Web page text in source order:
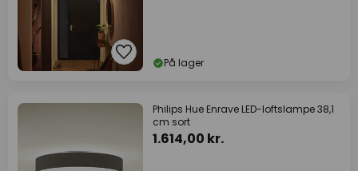
På lager
Philips Hue Enrave LED-loftslampe 38,1
cm sort
1.614,00 kr.